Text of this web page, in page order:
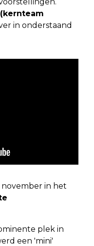
(kernteam
in onderstaand
in het
plek in
een 'mini'